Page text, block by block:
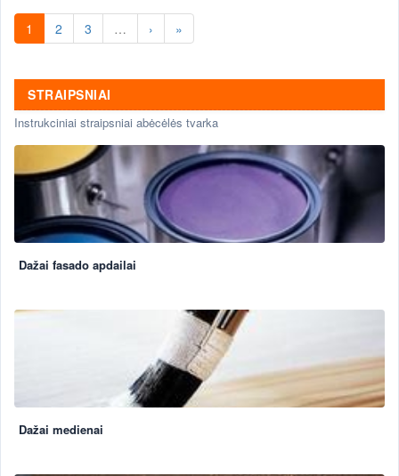
1 2 3 … › »
STRAIPSNIAI
Instrukciniai straipsniai abėcėlės tvarka
Dažai fasado apdailai
Dažai medienai